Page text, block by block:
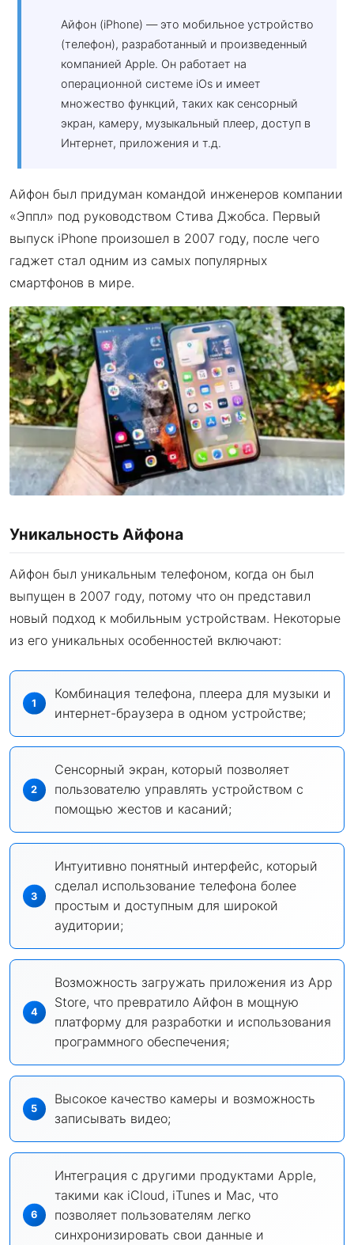
Айфон (iPhone) — это мобильное устройство
(телефон), разработанный и произведенный
компанией Apple. Он работает на
операционной системе iOs и имеет
множество функций, таких как сенсорный
экран, камеру, музыкальный плеер, доступ в
Интернет, приложения и т.д.
Айфон был придуман командой инженеров компании
«Эппл» под руководством Стива Джобса. Первый
выпуск iPhone произошел в 2007 году, после чего
гаджет стал одним из самых популярных
смартфонов в мире.
Уникальность Айфона
Айфон был уникальным телефоном, когда он был
выпущен в 2007 году, потому что он представил
новый подход к мобильным устройствам. Некоторые
из его уникальных особенностей включают:
Комбинация телефона, плеера для музыки и
интернет-браузера в одном устройстве;
Сенсорный экран, который позволяет
пользователю управлять устройством с
помощью жестов и касаний;
Интуитивно понятный интерфейс, который
сделал использование телефона более
простым и доступным для широкой
аудитории;
Возможность загружать приложения из App
Store, что превратило Айфон в мощную
платформу для разработки и использования
программного обеспечения;
Высокое качество камеры и возможность
записывать видео;
Интеграция с другими продуктами Apple,
такими как iCloud, iTunes и Mac, что
позволяет пользователям легко
синхронизировать свои данные и